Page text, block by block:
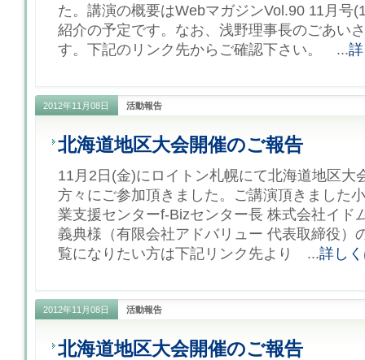
た。講演の概要はWebマガジンVol.90 11月号
紹介の予定です。なお、浅野理事長のごあい
す。下記のリンク先からご確認下さい。 ...
2012年11月08日 活動報告
北海道地区大会開催のご報告
11月2日(金)にロイトン札幌にて北海道地区大
方々にご参加頂きました。ご講演頂きました
業支援センターf-Bizセンター長 株式会社イド
義典様（有限会社アドバリュー 代表取締役）
覧になりたい方は下記リンク先より ...詳し
2012年11月08日 活動報告
北海道地区大会開催のご報告